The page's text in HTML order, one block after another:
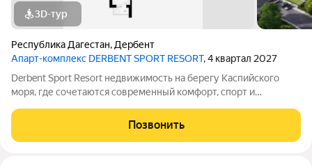
3D-тур
Республика Дагестан, Дербент
Апарт-комплекс DERBENT SPORT RESORT, 4 квартал 2027
Derbent Sport Resort недвижимость на берегу Каспийского
моря, где сочетаются современный комфорт, спорт и
учитывают все потребности современных
Позвонить